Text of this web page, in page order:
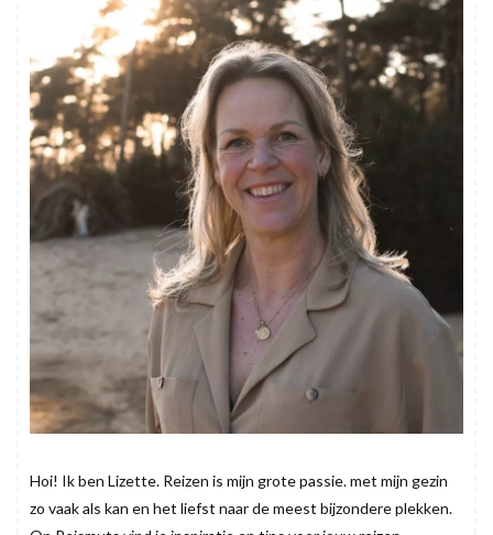
Hoi! Ik ben Lizette. Reizen is mijn grote passie. met mijn gezin
zo vaak als kan en het liefst naar de meest bijzondere plekken.